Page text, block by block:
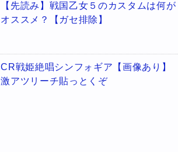
【先読み】戦国乙女５のカスタムは何が
オススメ？【ガセ排除】
CR戦姫絶唱シンフォギア【画像あり】
激アツリーチ貼っとくぞ